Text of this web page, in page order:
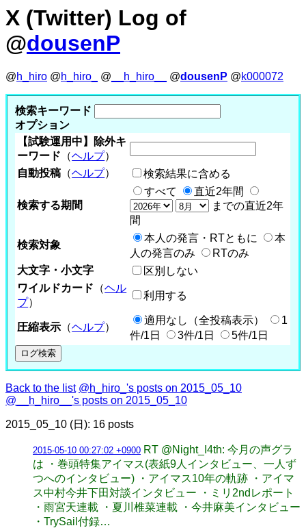
X (Twitter) Log of
@dousenP
@h_hiro @h_hiro_ @ __h_hiro__ @dousenP @k000072
検索キーワード
オプション
【試験運用中】除外キ
ーワード （ヘルプ）
自動投稿 （ヘルプ） 検索結果に含める
検索する期間
すべて
直近2年間
までの直近2年
間
検索対象
本人の発言・RTともに
本
人の発言のみ
RTのみ
大文字・小文字
区別しない
ワイルドカード （ヘル
プ）
利用する
圧縮表示 （ヘルプ）
適用なし（全投稿表示）
1
件/1日
3件/1日 5件/1日
Back to the list @h_hiro_'s posts on 2015_05_10
@__h_hiro__'s posts on 2015_05_10
2015_05_10 (日): 16 posts
2015-05-10 00:27:02 +0900 RT @Night_I4th: 今月の声グラ
は ・巻頭特集アイマス(表紙9人インタビュー、一人ず
つへのインタビュー) ・アイマス10年の軌跡 ・アイマ
ス中村今井下田対談インタビュー ・ミリ2ndレポート
・雨宮天連載 ・夏川椎菜連載 ・今井麻美インタビュー
・TrySail付録…